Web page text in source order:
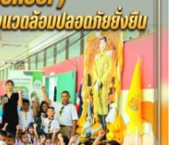
อุดมคติ
นัก
กฎหมาย
ภาย
ใต้
วิกฤติ
ศรัทธา